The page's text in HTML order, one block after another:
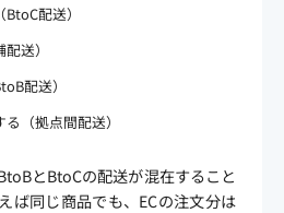
配送）
送）
配送）
（拠点間配送）
とBtoCの配送が混在すること
ば同じ商品でも、ECの注文分は